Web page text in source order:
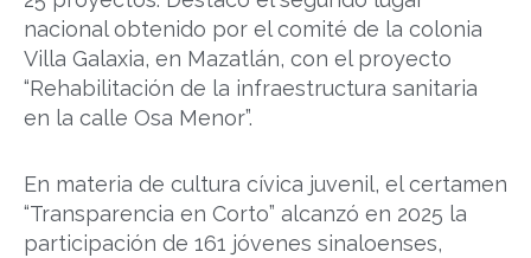
nacional obtenido por el comité de la colonia
Villa Galaxia, en Mazatlán, con el proyecto
“Rehabilitación de la infraestructura sanitaria
en la calle Osa Menor”.
En materia de cultura cívica juvenil, el certamen
“Transparencia en Corto” alcanzó en 2025 la
participación de 161 jóvenes sinaloenses,